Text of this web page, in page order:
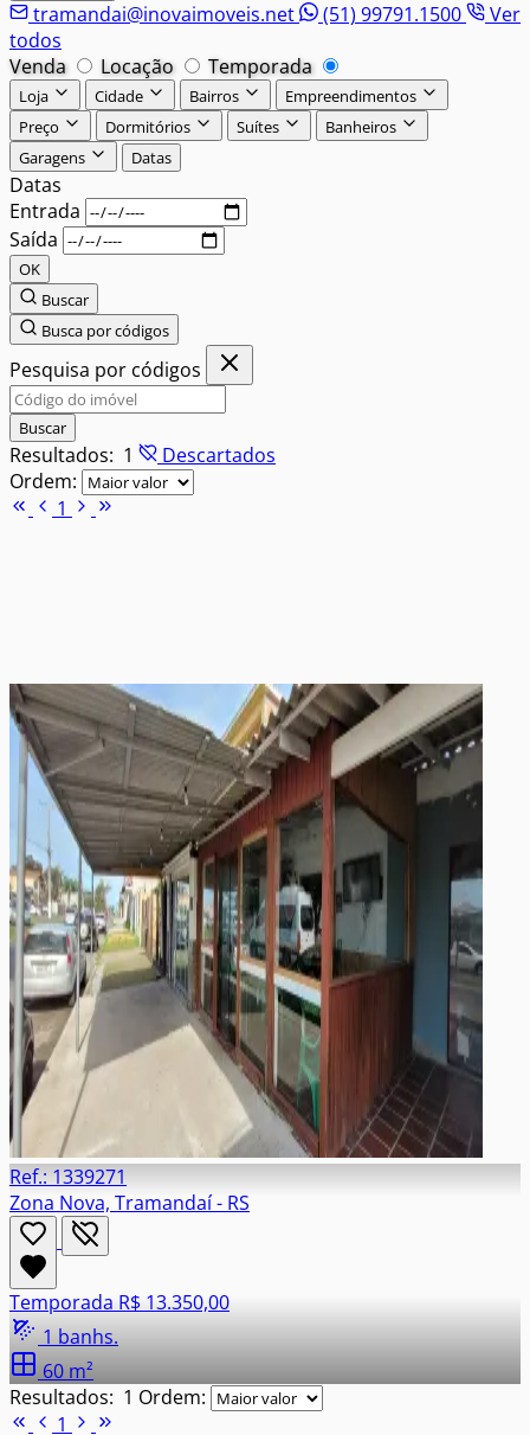
tramandai@inovaimoveis.net (51) 99791.1500
Ver
todos
Venda
Locação Temporada
Loja Cidade Bairros
Empreendimentos
Preço
Dormitórios Suítes
Banheiros
Garagens
Datas
Entrada
Saída
OK
Buscar
Busca por códigos
Pesquisa por códigos
Buscar
Resultados: 1
Descartados
Ordem:
1
Ref.: 1339271
Zona Nova, Tramandaí - RS
Temporada R$ 13.350,00
1 banhs.
60 m²
Resultados: 1 Ordem:
1